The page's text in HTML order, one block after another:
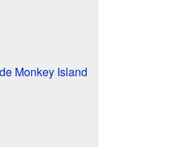
Monkey Island